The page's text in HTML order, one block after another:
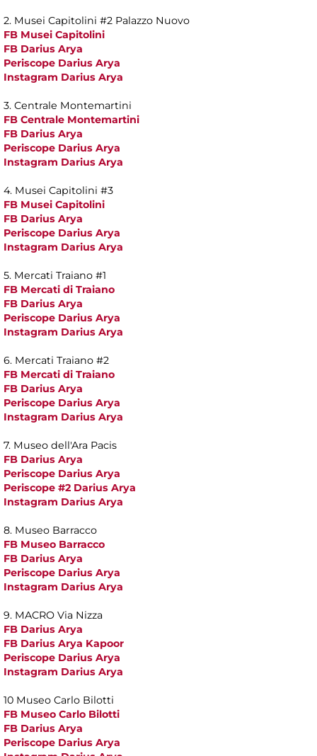
2. Musei Capitolini #2 Palazzo Nuovo
FB Musei Capitolini
FB Darius Arya
Periscope Darius Arya
Instagram Darius Arya
3. Centrale Montemartini
FB Centrale Montemartini
FB Darius Arya
Periscope Darius Arya
Instagram Darius Arya
4. Musei Capitolini #3
FB Musei Capitolini
FB Darius Arya
Periscope Darius Arya
Instagram Darius Arya
5. Mercati Traiano #1
FB Mercati di Traiano
FB Darius Arya
Periscope Darius Arya
Instagram Darius Arya
6. Mercati Traiano #2
FB Mercati di Traiano
FB Darius Arya
Periscope Darius Arya
Instagram Darius Arya
7. Museo dell'Ara Pacis
FB Darius Arya
Periscope Darius Arya
Periscope #2 Darius Arya
Instagram Darius Arya
8. Museo Barracco
FB Museo Barracco
FB Darius Arya
Periscope Darius Arya
Instagram Darius Arya
9. MACRO Via Nizza
FB Darius Arya
FB Darius Arya Kapoor
Periscope Darius Arya
Instagram Darius Arya
10 Museo Carlo Bilotti
FB Museo Carlo Bilotti
FB Darius Arya
Periscope Darius Arya